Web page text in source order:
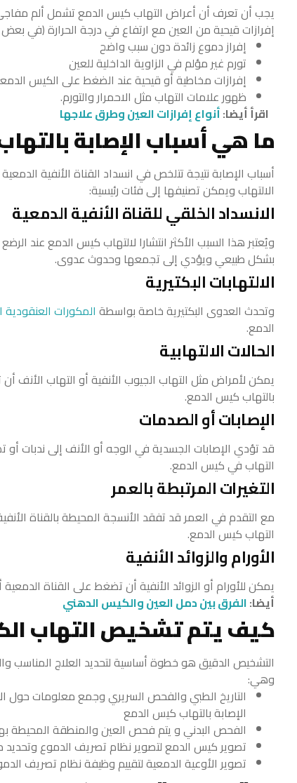
يجب أن تعرف أن أعراض التهاب كيس الدمع تشمل ألم مفاجئ
إفرازات قيحية من العين مع ارتفاع في درجة الحرارة (في
إفراز دموع زائدة دون سبب واضح
تورم غير مؤلم في الزاوية الداخلية للعين
إفرازات مخاطية أو قيحية عند الضغط على الكيس
ظهور علامات التهاب مثل الاحمرار والتورم.
اقرأ أيضا:أنواع إفرازات العين وطرق علاجها
ما هي أسباب الإصابة
أسباب الإصابة نتيجة تتلخص في انسداد القناة الأنفية
الالتهاب ويمكن تصنيفها إلى فئات رئيسية:
الانسداد الخلقي للقناة الأنفية الدمعية
ويُعتبر هذا السبب الأكثر انتشارا لالتهاب كيس الدمع عند
بشكل طبيعي ويؤدي إلى تجمعها وحدوث عدوى.
الالتهابات البكتيرية
وتحدث العدوى البكتيرية خاصة بواسطة المكورات العنقودية
الدمع.
الحالات الالتهابية
يمكن لأمراض مثل التهاب الجيوب الأنفية أو التهاب الأنف
بالتهاب كيس الدمع.
الإصابات أو الصدمات
قد تؤدي الإصابات الجسدية في الوجه أو الأنف إلى ندبات
التهاب في كيس الدمع.
التغيرات المرتبطة بالعمر
مع التقدم في العمر قد تفقد الأنسجة المحيطة بالقناة
التهاب كيس الدمع.
الأورام والزوائد الأنفية
يمكن للأورام أو الزوائد الأنفية أن تضغط على القناة
أيضا:الفرق بين دمل العين والكيس الدهني
كيف يتم تشخيص التهاب
التشخيص الدقيق هو خطوة أساسية لتحديد العلاج
وهي:
التاريخ الطبي والفحص السريري وجمع معلومات حول
الإصابة بالتهاب كيس الدمع
الفحص البدني و يتم فحص العين والمنطقة المحيطة
تصوير كيس الدمع لتصوير نظام تصريف الدموع وتحديد
تصوير الأوعية الدمعية لتقييم وظيفة نظام تصريف